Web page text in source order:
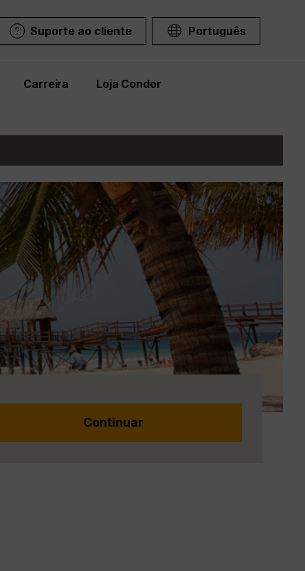
Suporte ao cliente Português
Carreira Loja Condor